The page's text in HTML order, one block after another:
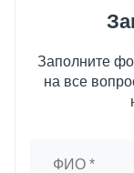
Заполните
на все